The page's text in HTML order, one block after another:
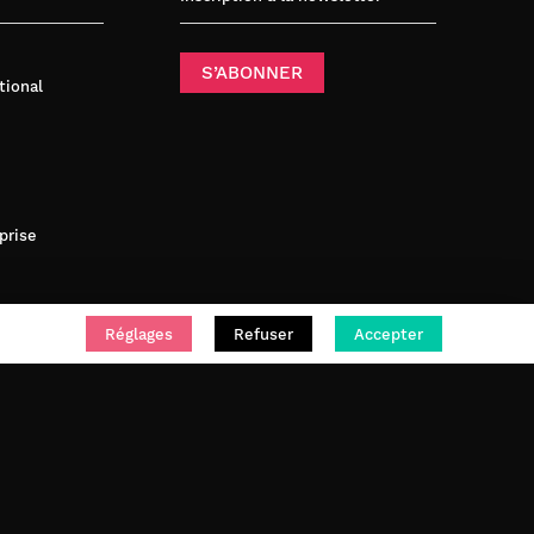
S’ABONNER
Réglages Refuser Accepter